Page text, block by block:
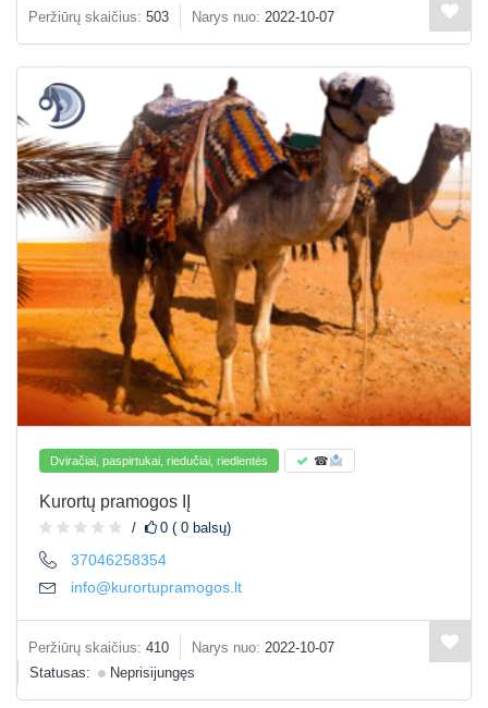
Peržiūrų skaičius: 503 Narys nuo: 2022-10-07
Dviračiai, paspirtukai, riedučiai, riedlentės ☎
Kurortų pramogos IĮ
0 ( 0 balsų)
37046258354
info@kurortupramogos.lt
Peržiūrų skaičius: 410 Narys nuo: 2022-10-07
Statusas:
Neprisijungęs